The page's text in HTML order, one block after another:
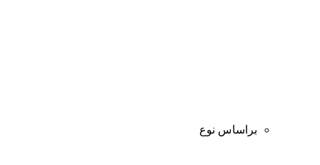
براساس نوع